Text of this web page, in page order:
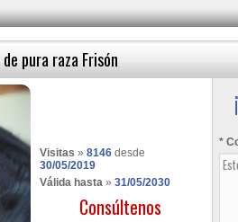
pura raza Frisón
Visitas » 8146 desde
30/05/2019
Válida hasta » 31/05/2030
Consúltenos
*